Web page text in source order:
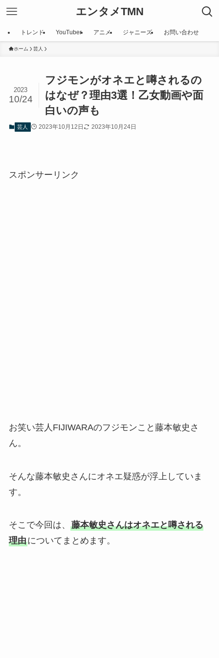
エンタメTMN
トレンド YouTuber アニメ ジャニーズ お問い合わせ
ホーム 芸人
フジモンがオネエと噂されるの
はなぜ？理由3選！乙女動画や面
白いの声も
2023
10/24
芸人 2023年10月12日 2023年10月24日
スポンサーリンク
お笑い芸人FIJIWARAのフジモンこと藤本敏史さ
ん。
そんな藤本敏史さんにオネエ疑惑が浮上していま
す。
そこで今回は、 藤本敏史さんはオネエと噂される
理由についてまとめます。